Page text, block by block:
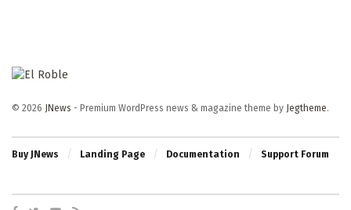
© 2026 JNews - Premium WordPress news & magazine theme by Jegtheme.
Buy JNews Landing Page Documentation Support Forum